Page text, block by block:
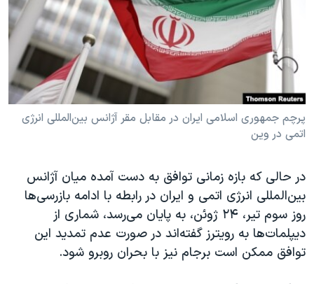
فرهنگ و زندگی
حقوق شهروندی
اقتصادی
اسرائیل در جنگ
گالری عکس
مستندها
انتخابات ریاست جمهوری آمریکا ۲۰۲۴
حمله جمهوری اسلامی به اسرائیل
ورزش زنان در ایران
اعتراضات زن، زندگی، آزادی
تریبونال مردمی آبان ۹۸
دادگاه حمید نوری
چهل سال گروگان‌گیری
دنبال کنید
زبانهای مختلف
پرچم جمهوری اسلامی ایران در مقابل مقر آژانس بین‌المللی انرژی
اتمی در وین
در حالی که بازه زمانی توافق به دست آمده میان آژانس
بین‌المللی انرژی اتمی و ایران در رابطه با ادامه بازرسی‌ها
روز سوم تیر، ۲۴ ژوئن، به پایان می‌رسد، شماری از
دیپلمات‌ها به رویترز گفته‌اند در صورت عدم تمدید این
توافق ممکن است برجام نیز با بحران روبرو شود.